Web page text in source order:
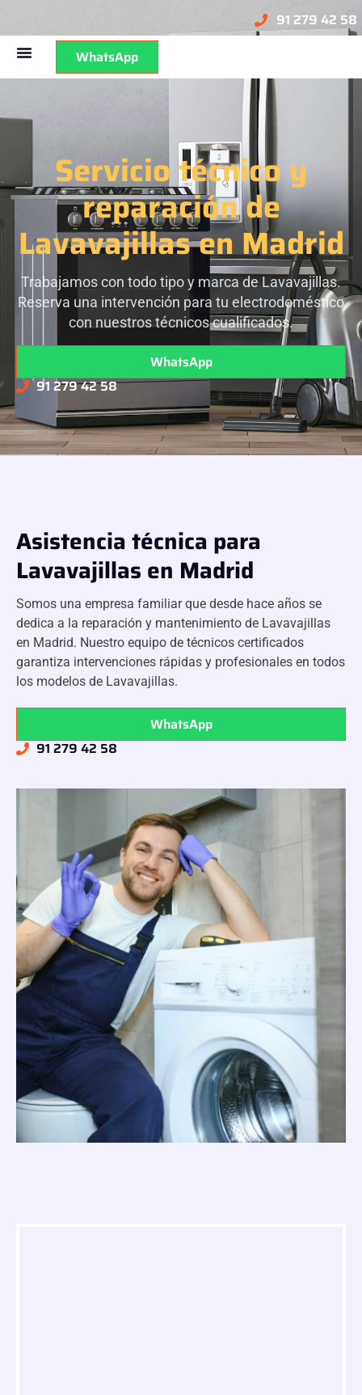
91 279 42 58
WhatsApp
Servicio técnico y
reparación de
Lavavajillas en Madrid
Trabajamos con todo tipo y marca de Lavavajillas.
Reserva una intervención para tu electrodoméstico
con nuestros técnicos cualificados.
WhatsApp
91 279 42 58
Asistencia técnica para
Lavavajillas en Madrid
Somos una empresa familiar que desde hace años se
dedica a la reparación y mantenimiento de Lavavajillas
en Madrid. Nuestro equipo de técnicos certificados
garantiza intervenciones rápidas y profesionales en todos
los modelos de Lavavajillas.
WhatsApp
91 279 42 58